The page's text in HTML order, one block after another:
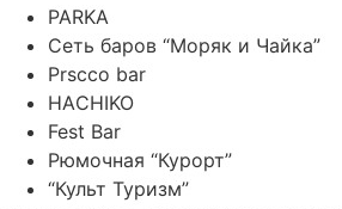
PARKA
Сеть баров “Моряк и Чайка”
Prscco bar
HAСHIKO
Fest Bar
Рюмочная “Курорт”
“Культ Туризм”